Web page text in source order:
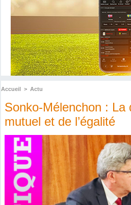
Accueil > Actu
Sonko-Mélenchon :
mutuel et de l’égalité